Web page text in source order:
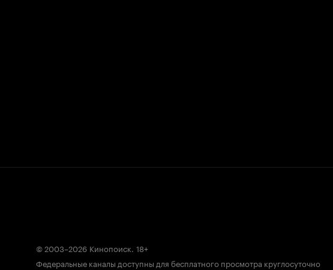
© 2003–2026 Кинопоиск. 18+
Федеральные каналы доступны для бесплатного просмотра круглосуточно